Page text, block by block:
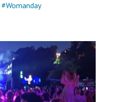
#Womanday